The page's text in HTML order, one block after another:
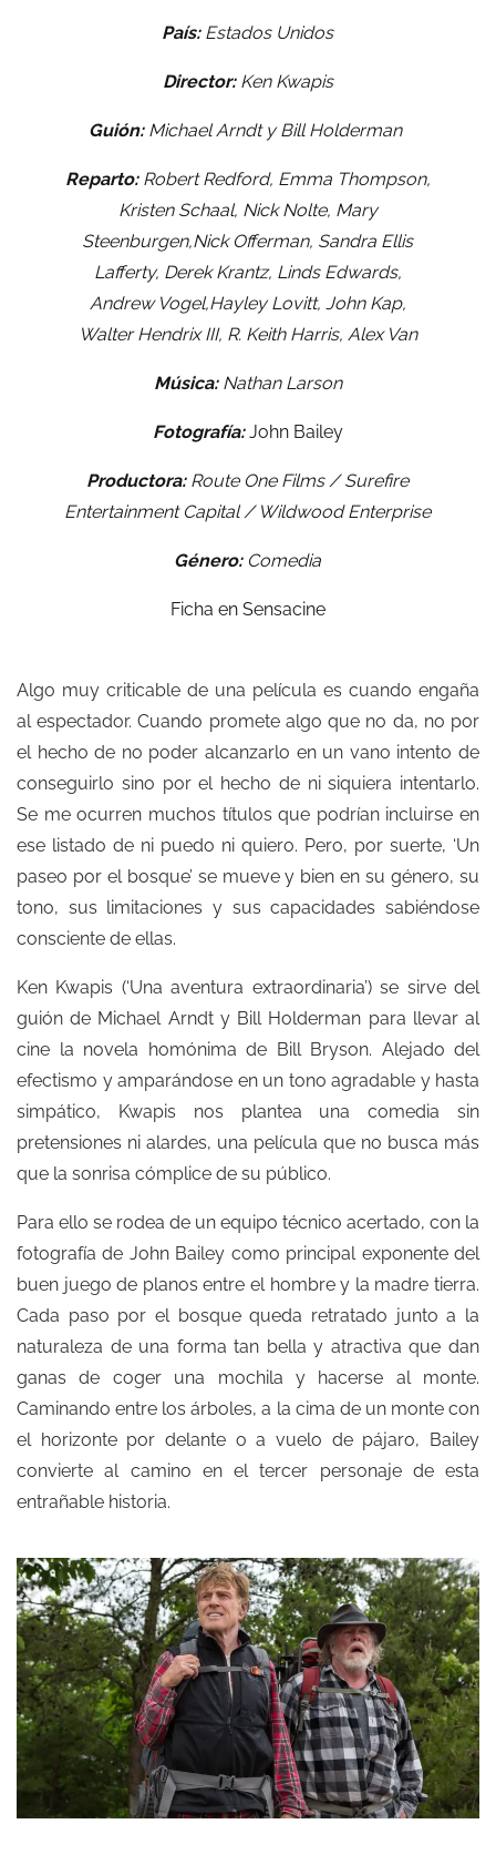
País:Estados Unidos
Director:Ken Kwapis
Guión:Michael Arndt y Bill Holderman
Reparto: RobertRedford, Emma Thompson,
Kristen Schaal, Nick Nolte, Mary
Steenburgen,Nick Offerman, Sandra Ellis
Lafferty, Derek Krantz, Linds Edwards,
Andrew Vogel,Hayley Lovitt, John Kap,
Walter Hendrix III, R. Keith Harris, Alex Van
Música:Nathan Larson
Fotografía:John Bailey
Productora:Route One Films / Surefire
Entertainment Capital / Wildwood Enterprise
Género:Comedia
Ficha en Sensacine
Algo muy criticable de una película es cuando engaña
al espectador. Cuando promete algo que no da, no por
el hecho de no poder alcanzarlo en un vano intento de
conseguirlo sino por el hecho de ni siquiera intentarlo.
Se me ocurren muchos títulos que podrían incluirse en
ese listado de ni puedo ni quiero. Pero, por suerte, ‘Un
paseo por el bosque’ se mueve y bien en su género, su
tono, sus limitaciones y sus capacidades sabiéndose
consciente de ellas.
Ken Kwapis (‘Una aventura extraordinaria’) se sirve del
guión de Michael Arndt y Bill Holderman para llevar al
cine la novela homónima de Bill Bryson. Alejado del
efectismo y amparándose en un tono agradable y hasta
simpático, Kwapis nos plantea una comedia sin
pretensiones ni alardes, una película que no busca más
que la sonrisa cómplice de su público.
Para ello se rodea de un equipo técnico acertado, con la
fotografía de John Bailey como principal exponente del
buen juego de planos entre el hombre y la madre tierra.
Cada paso por el bosque queda retratado junto a la
naturaleza de una forma tan bella y atractiva que dan
ganas de coger una mochila y hacerse al monte.
Caminando entre los árboles, a la cima de un monte con
el horizonte por delante o a vuelo de pájaro, Bailey
convierte al camino en el tercer personaje de esta
entrañable historia.